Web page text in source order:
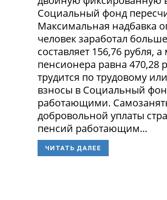
Социальный фонд
Максимальная надбавка
человек заработал
составляет 156,76
пенсионера равна 470,28
трудится по трудовому
взносы в Социальный
работающими.
добровольной уплаты
пенсий работающим...
ЧИТАТЬ ДАЛЕЕ